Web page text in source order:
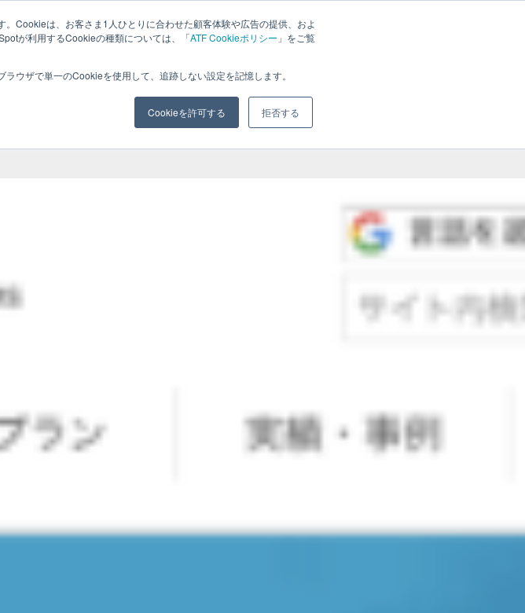
Cookieは、お客さま1人ひとりに合わせた顧客体験や広告の提供、およ
が利用するCookieの種類については、「ATF Cookieポリシー 」をご覧
ウザで単一のCookieを使用して、追跡しない設定を記憶します。
Cookieを許可する 拒否する
Web制作 ナレッジ ブログ 会社概要